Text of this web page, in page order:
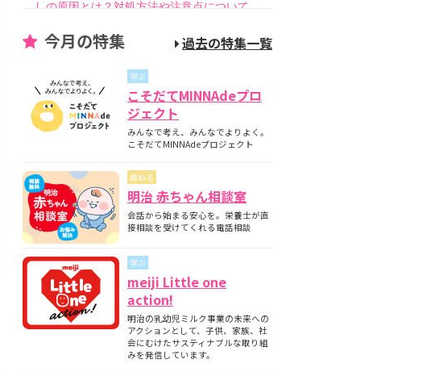
しの原因とは？対処方法や注意点について
げ方とは？授乳方法やポイントについて
要？煮沸・電子レンジの違いも紹介
【医師監修】新生児の成長曲線とは？成長曲
線を下回るときの対策について
【医師監修】赤ちゃん（新生児）が便秘？原
因と家庭でできる解消方法、受診の目安につ
【助産師監修】離乳食の進め方とは？月齢
別・隔週のスケジュールやNG食材について
【助産師監修】離乳食はいつから始める？目
安時期と月齢別の離乳食の内容について
【医師監修】フォローアップミルクとは？母
乳やミルクとの違いについて
【看護師監修】フォローアップミルクはいつ
から始める？切り替えの目安と必要性を解説
【看護師監修】フォローアップミルクはいつ
まで飲ませる？タイミングの目安と注意点
今月の特集 過去の特集一覧
学ぶ
こそだてMINNAdeプロ
ジェクト
みんなで考え、みんなでよりよく。
こそだてMINNAdeプロジェクト
尋ねる
明治 赤ちゃん相談室
会話から始まる安心を。栄養士が直
接相談を受けてくれる電話相談
学ぶ
meiji Little one
action!
明治の乳幼児ミルク事業の未来への
アクションとして、子供、家族、社
会にむけたサスティナブルな取り組
みを発信しています。